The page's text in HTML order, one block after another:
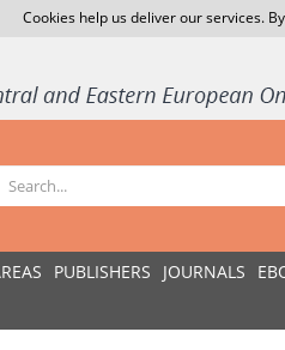
Cookies help us deliver our services.
PUBLISHERS JOURNALS